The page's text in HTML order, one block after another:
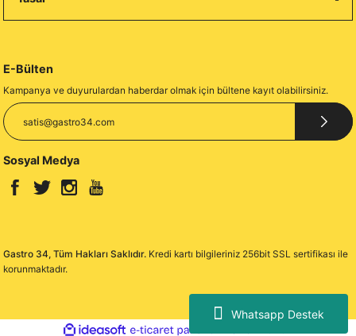
Whatsapp Destek
E-Bülten
Kampanya ve duyurulardan haberdar olmak için bültene kayıt olabilirsiniz.
Sosyal Medya
Gastro 34, Tüm Hakları Saklıdır. Kredi kartı bilgileriniz 256bit SSL sertifikası ile
korunmaktadır.
ideasoft